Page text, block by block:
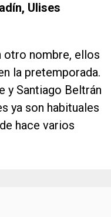
Ulises
otro nombre, ellos
la pretemporada.
y Santiago Beltrán
ya son habituales
hace varios